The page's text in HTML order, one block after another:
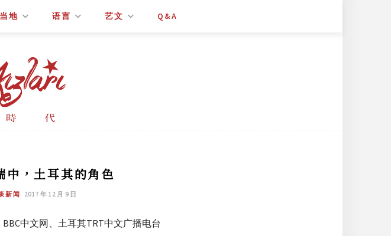
当地 语言 艺文 Q&A
中，土耳其的角色
新闻 2017 年 12 月 9 日
中文网、土耳其TRT中文广播电台